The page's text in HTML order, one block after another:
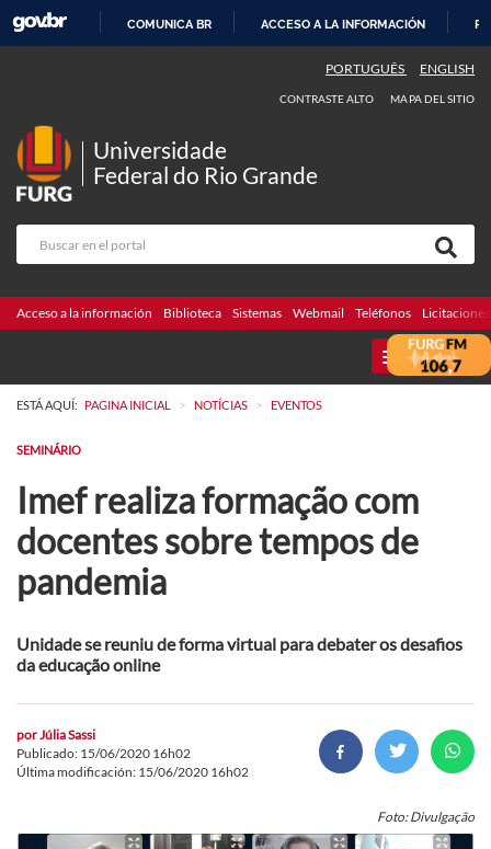
CONTENIDO
COMUNICA BR ACCESO A LA INFORMACIÓN
PORTUGUÊS ENGLISH
CONTRASTE ALTO MAPA DEL SITIO
Universidade
Federal do Rio Grande
Acceso a la información Biblioteca Sistemas Webmail Teléfonos Licitaciones
MENU
ESTÁ AQUÍ: PAGINA INICIAL > NOTÍCIAS > EVENTOS
SEMINÁRIO
Imef realiza formação com
docentes sobre tempos de
pandemia
Unidade se reuniu de forma virtual para debater os desafios
da educação online
porJúlia Sassi
Publicado: 15/06/2020 16h02
Última modificación: 15/06/2020 16h02
Foto: Divulgação